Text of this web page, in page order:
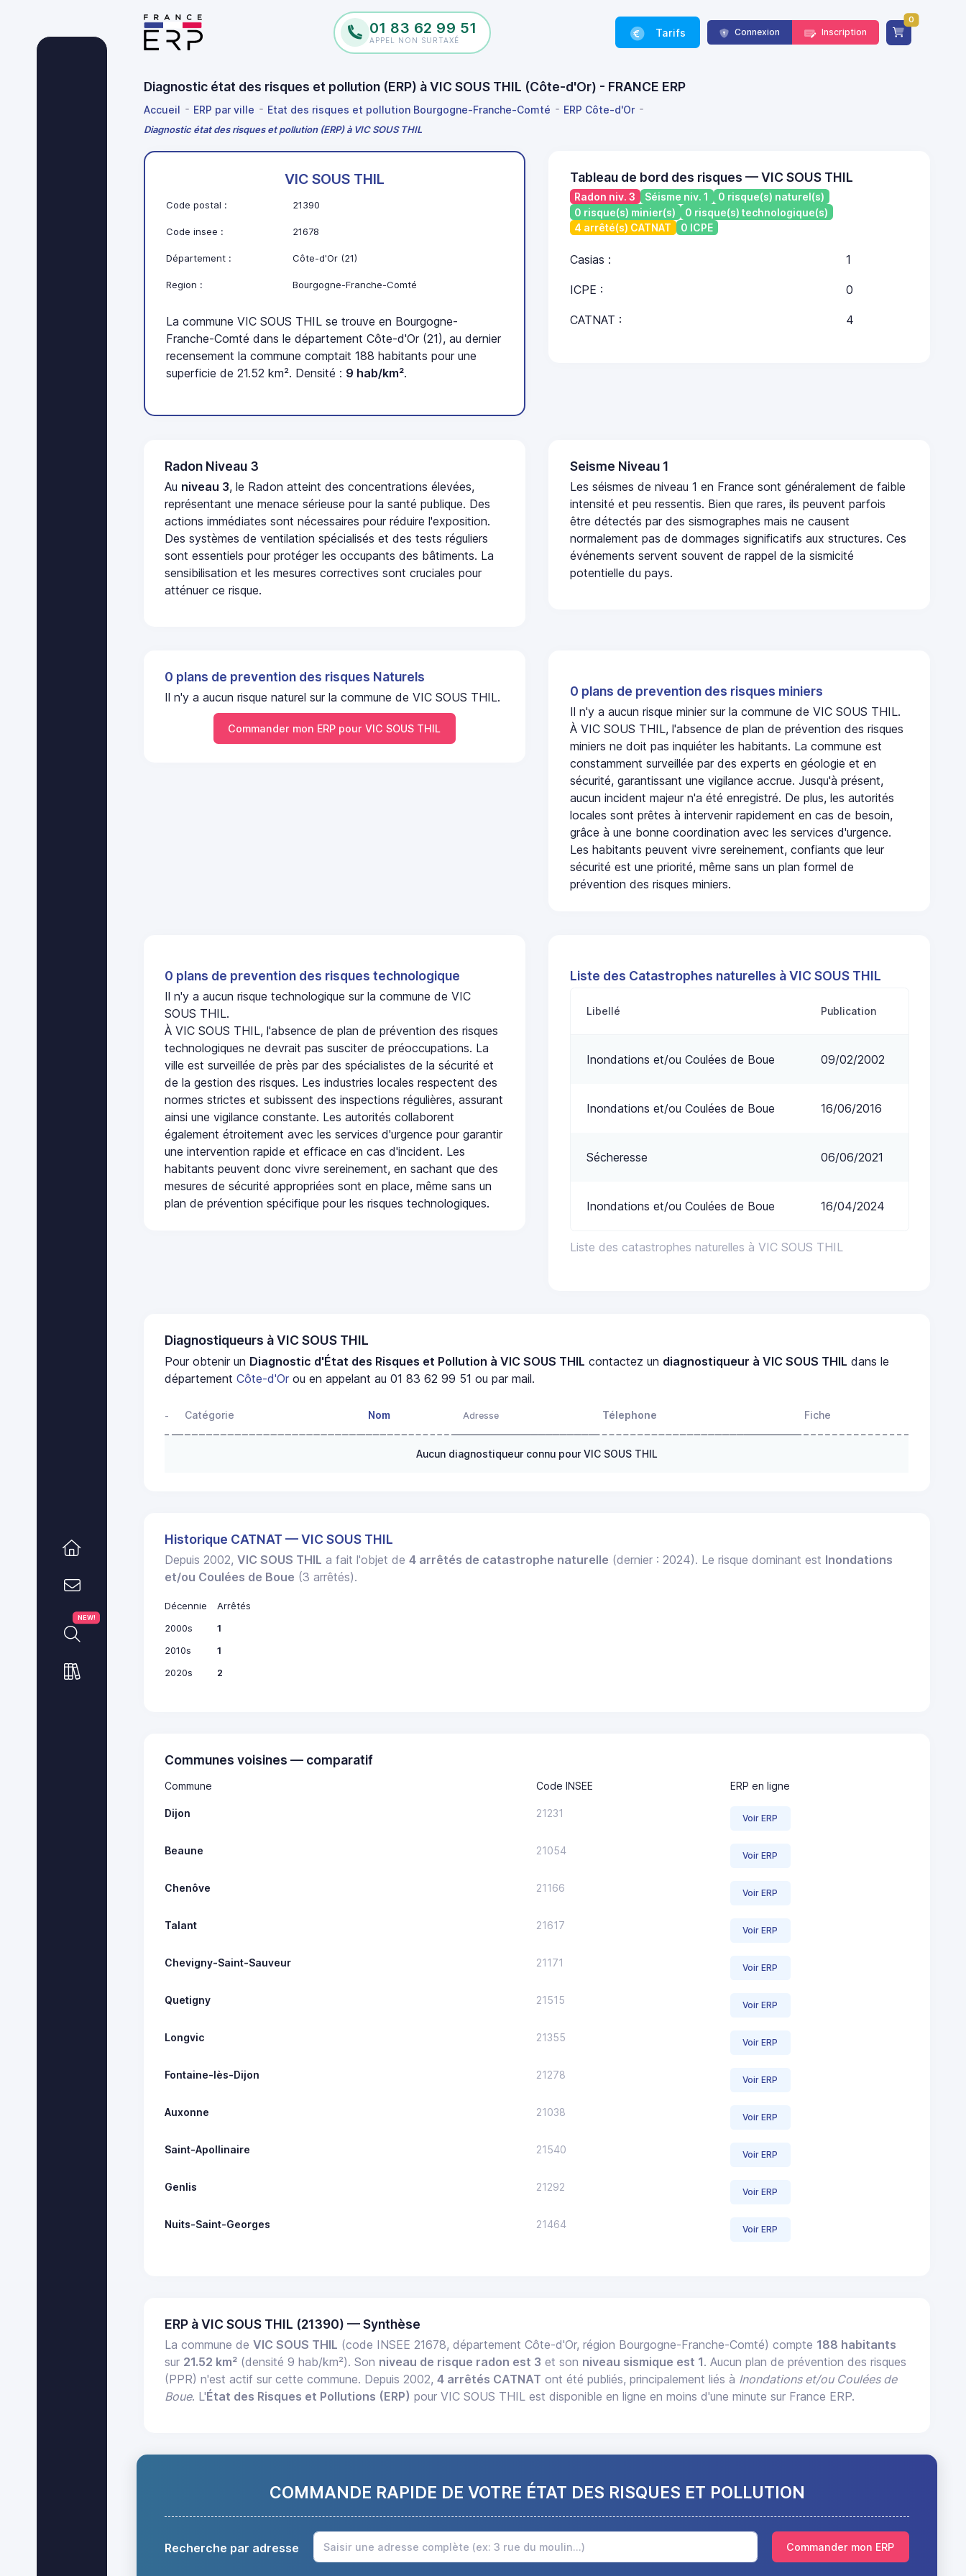
01 83 62 99 51
APPEL NON SURTAXÉ
Tarifs Connexion Inscription
0
Diagnostic état des risques et pollution (ERP) à VIC SOUS THIL (Côte-d'Or) - FRANCE ERP
Accueil ERP par ville Etat des risques et pollution Bourgogne-Franche-Comté ERP Côte-d'Or
Diagnostic état des risques et pollution (ERP) à VIC SOUS THIL
NEW!
VIC SOUS THIL
Code postal : 21390
Code insee : 21678
Département : Côte-d'Or (21)
Region : Bourgogne-Franche-Comté
La commune VIC SOUS THIL se trouve en Bourgogne-
Franche-Comté dans le département Côte-d'Or (21), au dernier
recensement la commune comptait 188 habitants pour une
superficie de 21.52 km². Densité : 9 hab/km².
Tableau de bord des risques — VIC SOUS THIL
Radon niv. 3 Séisme niv. 1
0 risque(s) naturel(s)
0 risque(s) minier(s)
0 risque(s) technologique(s)
4 arrêté(s) CATNAT
0 ICPE
Casias : 1
ICPE : 0
CATNAT : 4
Radon Niveau 3
Au niveau 3, le Radon atteint des concentrations élevées,
représentant une menace sérieuse pour la santé publique. Des
actions immédiates sont nécessaires pour réduire l'exposition.
Des systèmes de ventilation spécialisés et des tests réguliers
sont essentiels pour protéger les occupants des bâtiments. La
sensibilisation et les mesures correctives sont cruciales pour
atténuer ce risque.
Seisme Niveau 1
Les séismes de niveau 1 en France sont généralement de faible
intensité et peu ressentis. Bien que rares, ils peuvent parfois
être détectés par des sismographes mais ne causent
normalement pas de dommages significatifs aux structures. Ces
événements servent souvent de rappel de la sismicité
potentielle du pays.
0 plans de prevention des risques Naturels
Il n'y a aucun risque naturel sur la commune de VIC SOUS THIL.
Commander mon ERP pour VIC SOUS THIL
0 plans de prevention des risques miniers
Il n'y a aucun risque minier sur la commune de VIC SOUS THIL.
À VIC SOUS THIL, l'absence de plan de prévention des risques
miniers ne doit pas inquiéter les habitants. La commune est
constamment surveillée par des experts en géologie et en
sécurité, garantissant une vigilance accrue. Jusqu'à présent,
aucun incident majeur n'a été enregistré. De plus, les autorités
locales sont prêtes à intervenir rapidement en cas de besoin,
grâce à une bonne coordination avec les services d'urgence.
Les habitants peuvent vivre sereinement, confiants que leur
sécurité est une priorité, même sans un plan formel de
prévention des risques miniers.
0 plans de prevention des risques technologique
Il n'y a aucun risque technologique sur la commune de VIC
SOUS THIL.
À VIC SOUS THIL, l'absence de plan de prévention des risques
technologiques ne devrait pas susciter de préoccupations. La
ville est surveillée de près par des spécialistes de la sécurité et
de la gestion des risques. Les industries locales respectent des
normes strictes et subissent des inspections régulières, assurant
ainsi une vigilance constante. Les autorités collaborent
également étroitement avec les services d'urgence pour garantir
une intervention rapide et efficace en cas d'incident. Les
habitants peuvent donc vivre sereinement, en sachant que des
mesures de sécurité appropriées sont en place, même sans un
plan de prévention spécifique pour les risques technologiques.
Liste des Catastrophes naturelles à VIC SOUS THIL
Liste des catastrophes naturelles à VIC SOUS THIL
Libellé Publication
Inondations et/ou Coulées de Boue 09/02/2002
Inondations et/ou Coulées de Boue 16/06/2016
Sécheresse 06/06/2021
Inondations et/ou Coulées de Boue 16/04/2024
Diagnostiqueurs à VIC SOUS THIL
Pour obtenir un Diagnostic d'État des Risques et Pollution à VIC SOUS THIL contactez un diagnostiqueur à VIC SOUS THIL dans le
départementCôte-d'Or ou en appelant au 01 83 62 99 51 ou par mail.
- Catégorie Nom Adresse Télephone Fiche
Aucun diagnostiqueur connu pour VIC SOUS THIL
Historique CATNAT — VIC SOUS THIL
Depuis 2002,VIC SOUS THIL a fait l'objet de4 arrêtés de catastrophe naturelle (dernier : 2024). Le risque dominant est Inondations
et/ou Coulées de Boue (3 arrêtés).
Décennie
Arrêtés
2000s
1
2010s
1
2020s
2
Communes voisines — comparatif
Commune Code INSEE ERP en ligne
Dijon 21231 Voir ERP
Beaune 21054 Voir ERP
Chenôve 21166 Voir ERP
Talant 21617 Voir ERP
Chevigny-Saint-Sauveur 21171 Voir ERP
Quetigny 21515 Voir ERP
Longvic 21355 Voir ERP
Fontaine-lès-Dijon 21278 Voir ERP
Auxonne 21038 Voir ERP
Saint-Apollinaire 21540 Voir ERP
Genlis 21292 Voir ERP
Nuits-Saint-Georges 21464 Voir ERP
ERP à VIC SOUS THIL (21390) — Synthèse
La commune deVIC SOUS THIL (code INSEE 21678, département Côte-d'Or, région Bourgogne-Franche-Comté) compte 188 habitants
sur 21.52 km² (densité 9 hab/km²). Son niveau de risque radon est 3 et son niveau sismique est 1. Aucun plan de prévention des risques
(PPR) n'est actif sur cette commune. Depuis 2002,4 arrêtés CATNAT ont été publiés, principalement liés à Inondations et/ou Coulées de
Boue. L'État des Risques et Pollutions (ERP) pour VIC SOUS THIL est disponible en ligne en moins d'une minute sur France ERP.
COMMANDE RAPIDE DE VOTRE ÉTAT DES RISQUES ET POLLUTION
Recherche par adresse Commander mon ERP